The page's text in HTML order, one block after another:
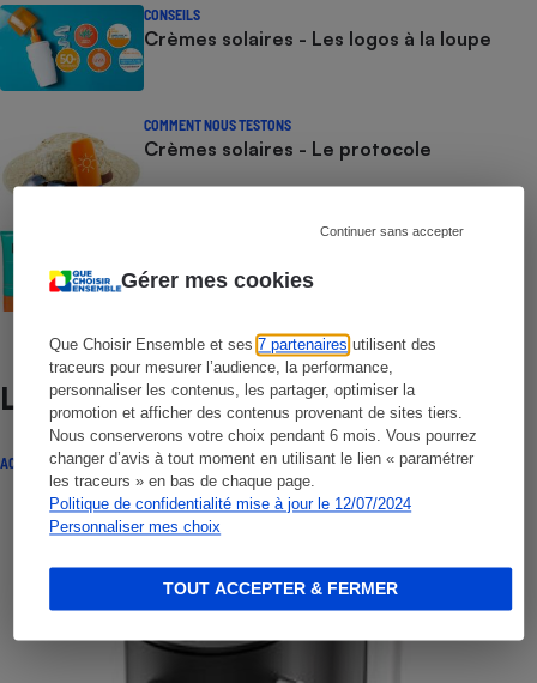
Gérer mes cookies
Que Choisir Ensemble et ses7 partenaires utilisent des
traceurs pour mesurer l’audience, la performance,
personnaliser les contenus, les partager, optimiser la
promotion et afficher des contenus provenant de sites tiers.
Nous conserverons votre choix pendant 6 mois. Vous pourrez
changer d’avis à tout moment en utilisant le lien « paramétrer
les traceurs » en bas de chaque page.
Politique de confidentialité mise à jour le 12/07/2024
Personnaliser mes choix
Continuer sans accepter
TOUT ACCEPTER & FERMER
CONSEILS
Crèmes solaires - Les logos à la loupe
COMMENT NOUS TESTONS
Crèmes solaires - Le protocole
Lire aussi
ACTUALITÉ